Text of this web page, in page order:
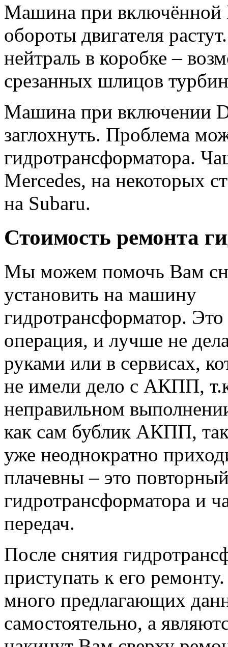
Машина при включённой
обороты двигателя
нейтраль в коробке –
срезанных шлицов
Машина при включении D
заглохнуть. Проблема
гидротрансформатора.
Mercedes, на некоторых
на Subaru.
Стоимость ремонта
Мы можем помочь Вам
установить на машину
гидротрансформатор. Это
операция, и лучше не
руками или в сервисах,
не имели дело с АКПП,
неправильном
как сам бублик АКПП,
уже неоднократно
плачевны – это
гидротрансформатора и
передач.
После снятия
приступать к его
много предлагающих
самостоятельно, а